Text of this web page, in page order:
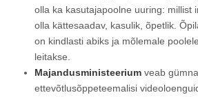
olla ka kasutajapoolne uuring: millist
olla kättesaadav, kasulik, õpetlik.
on kindlasti abiks ja mõlemale
leitakse.
Majandusministeerium veab
ettevõtlusõppeteemalisi